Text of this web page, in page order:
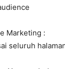
Marketing :
seluruh